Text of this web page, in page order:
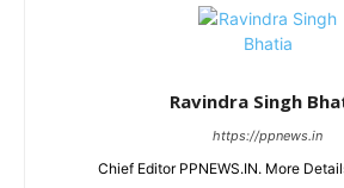
Ravindra Singh
https://ppnews.in
Chief Editor PPNEWS.IN. More